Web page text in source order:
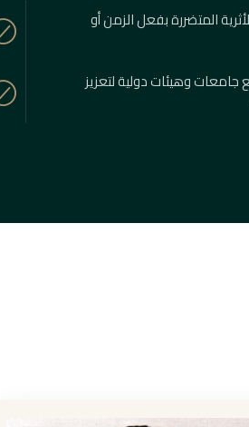
المتضررة بفعل الزمن أو
جامعات وهيئات دولية لتعزيز